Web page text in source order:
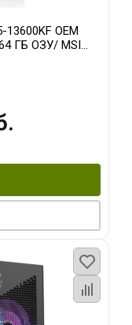
OEM
ГБ ОЗУ/ MSI
256bit 3xDP